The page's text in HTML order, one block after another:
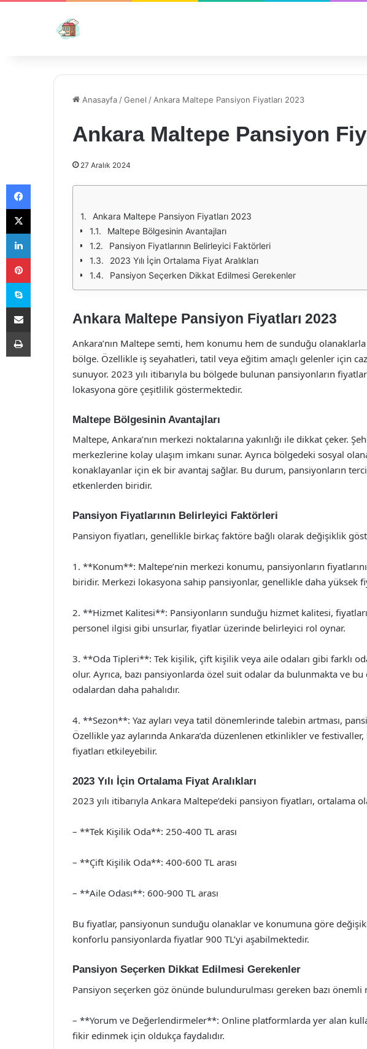
Anasayfa /Genel / Ankara Maltepe Pansiyon Fiyatları 2023
Ankara Maltepe Pansiyon
27 Aralık 2024
Ankara Maltepe Pansiyon Fiyatları 2023
Maltepe Bölgesinin Avantajları
Pansiyon Fiyatlarının Belirleyici Faktörleri
2023 Yılı İçin Ortalama Fiyat Aralıkları
Pansiyon Seçerken Dikkat Edilmesi Gerekenler
Ankara Maltepe Pansiyon Fiyatları 2023
Ankara’nın Maltepe semti, hem konumu hem de sunduğu
bölge. Özellikle iş seyahatleri, tatil veya eğitim amaçlı gelenler için
sunuyor. 2023 yılı itibarıyla bu bölgede bulunan pansiyonların
lokasyona göre çeşitlilik göstermektedir.
Maltepe Bölgesinin Avantajları
Maltepe, Ankara’nın merkezi noktalarına yakınlığı ile dikkat çeker.
merkezlerine kolay ulaşım imkanı sunar. Ayrıca bölgedeki sosyal
konaklayanlar için ek bir avantaj sağlar. Bu durum, pansiyonların
etkenlerden biridir.
Pansiyon Fiyatlarının Belirleyici Faktörleri
Pansiyon fiyatları, genellikle birkaç faktöre bağlı olarak değişiklik
1. **Konum**: Maltepe’nin merkezi konumu, pansiyonların
biridir. Merkezi lokasyona sahip pansiyonlar, genellikle daha yüksek
2. **Hizmet Kalitesi**: Pansiyonların sunduğu hizmet kalitesi,
personel ilgisi gibi unsurlar, fiyatlar üzerinde belirleyici rol oynar.
3. **Oda Tipleri**: Tek kişilik, çift kişilik veya aile odaları gibi farklı
olur. Ayrıca, bazı pansiyonlarda özel suit odalar da bulunmakta ve
odalardan daha pahalıdır.
4. **Sezon**: Yaz ayları veya tatil dönemlerinde talebin artması,
Özellikle yaz aylarında Ankara’da düzenlenen etkinlikler ve
fiyatları etkileyebilir.
2023 Yılı İçin Ortalama Fiyat Aralıkları
2023 yılı itibarıyla Ankara Maltepe’deki pansiyon fiyatları, ortalama
– **Tek Kişilik Oda**: 250-400 TL arası
– **Çift Kişilik Oda**: 400-600 TL arası
– **Aile Odası**: 600-900 TL arası
Bu fiyatlar, pansiyonun sunduğu olanaklar ve konumuna göre
konforlu pansiyonlarda fiyatlar 900 TL’yi aşabilmektedir.
Pansiyon Seçerken Dikkat Edilmesi Gerekenler
Pansiyon seçerken göz önünde bulundurulması gereken bazı önemli
– **Yorum ve Değerlendirmeler**: Online platformlarda yer alan
fikir edinmek için oldukça faydalıdır.
Facebook
X
LinkedIn
Pinterest
Skype
E-Posta ile paylaş